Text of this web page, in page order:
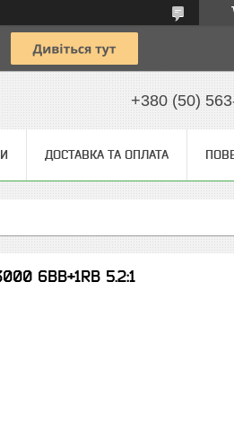
+380 (50)
ДОСТАВКА ТА ОПЛАТА
6BB+1RB 5.2:1